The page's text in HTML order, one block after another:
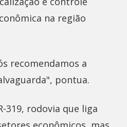
na região
recomendamos a
pontua.
319, rodovia que liga